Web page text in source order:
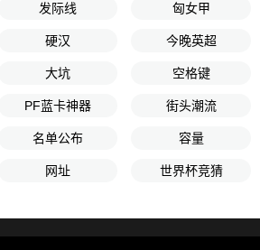
发际线 匈女甲
硬汉 今晚英超
大坑 空格键
PF蓝卡神器 街头潮流
名单公布 容量
网址 世界杯竞猜